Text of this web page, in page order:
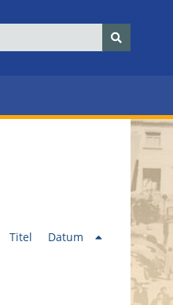
Titel Datum